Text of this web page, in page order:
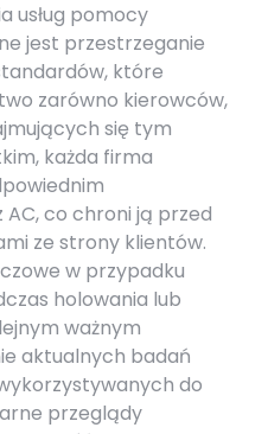
usług pomocy
jest przestrzeganie
które
zarówno kierowców,
się tym
każda firma
co chroni ją przed
ze strony klientów.
w przypadku
holowania lub
ważnym
aktualnych badań
do
przeglądy